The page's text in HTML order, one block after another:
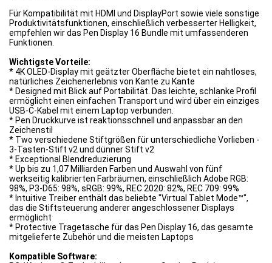
Für Kompatibilität mit HDMI und DisplayPort sowie viele sonstige
Produktivitätsfunktionen, einschließlich verbesserter Helligkeit,
empfehlen wir das Pen Display 16 Bundle mit umfassenderen
Funktionen.
Wichtigste Vorteile:
* 4K OLED-Display mit geätzter Oberfläche bietet ein nahtloses,
natürliches Zeichenerlebnis von Kante zu Kante
* Designed mit Blick auf Portabilität. Das leichte, schlanke Profil
ermöglicht einen einfachen Transport und wird über ein einziges
USB-C-Kabel mit einem Laptop verbunden.
* Pen Druckkurve ist reaktionsschnell und anpassbar an den
Zeichenstil
* Two verschiedene Stiftgrößen für unterschiedliche Vorlieben -
3-Tasten-Stift v2 und dünner Stift v2
* Exceptional Blendreduzierung
* Up bis zu 1,07 Milliarden Farben und Auswahl von fünf
werkseitig kalibrierten Farbräumen, einschließlich Adobe RGB:
98%, P3-D65: 98%, sRGB: 99%, REC 2020: 82%, REC 709: 99%
* Intuitive Treiber enthält das beliebte "Virtual Tablet Mode™",
das die Stiftsteuerung anderer angeschlossener Displays
ermöglicht
* Protective Tragetasche für das Pen Display 16, das gesamte
mitgelieferte Zubehör und die meisten Laptops
Kompatible Software: